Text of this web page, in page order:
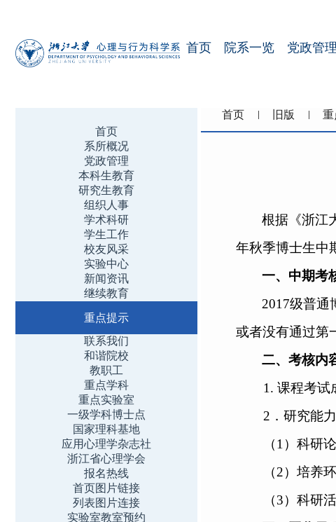
首页 院系一览 党政管理
首页
系所概况
党政管理
本科生教育
研究生教育
组织人事
学术科研
学生工作
校友风采
实验中心
新闻资讯
继续教育
重点提示
联系我们
和谐院校
教职工
重点学科
重点实验室
一级学科博士点
国家理科基地
应用心理学杂志社
浙江省心理学会
报名热线
首页图片链接
列表图片连接
实验室教室预约
首页 旧版 重
根据《浙江
年秋季博士生中
一、中期考
2017级普通
或者没有通过第
二、考核内
1 . 课程考试
2 ．研究能
（1）科研
（2）培养
（3）科研